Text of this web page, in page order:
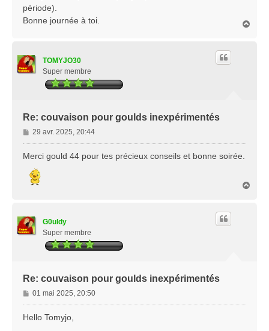
période).
Bonne journée à toi.
TOMYJO30
Super membre
Re: couvaison pour goulds inexpérimentés
M
e
s
a
g
29 avr. 2025, 20:44
Merci gould 44 pour tes précieux conseils et bonne soirée.
G0uldy
Super membre
Re: couvaison pour goulds inexpérimentés
M
e
01 mai 2025, 20:50
Hello Tomyjo,